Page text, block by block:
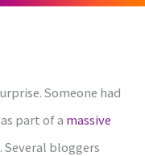
Someone had
part of a massive
Several bloggers